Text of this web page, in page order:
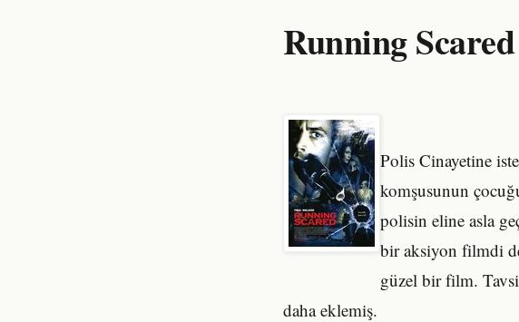
Running
Polis Cinayetine
komşusunun
polisin eline asla
bir aksiyon filmdi
güzel bir film.
daha eklemiş.